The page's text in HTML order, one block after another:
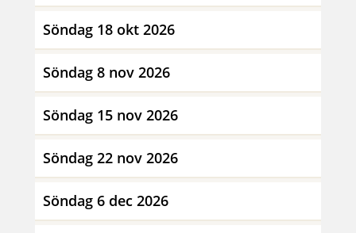
Söndag 18 okt 2026
Söndag 8 nov 2026
Söndag 15 nov 2026
Söndag 22 nov 2026
Söndag 6 dec 2026